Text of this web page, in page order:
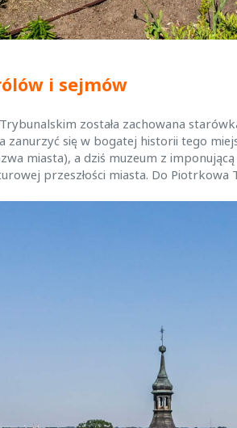
i sejmów
została zachowana
się w bogatej historii tego
miasta), a dziś muzeum z
przeszłości miasta. Do